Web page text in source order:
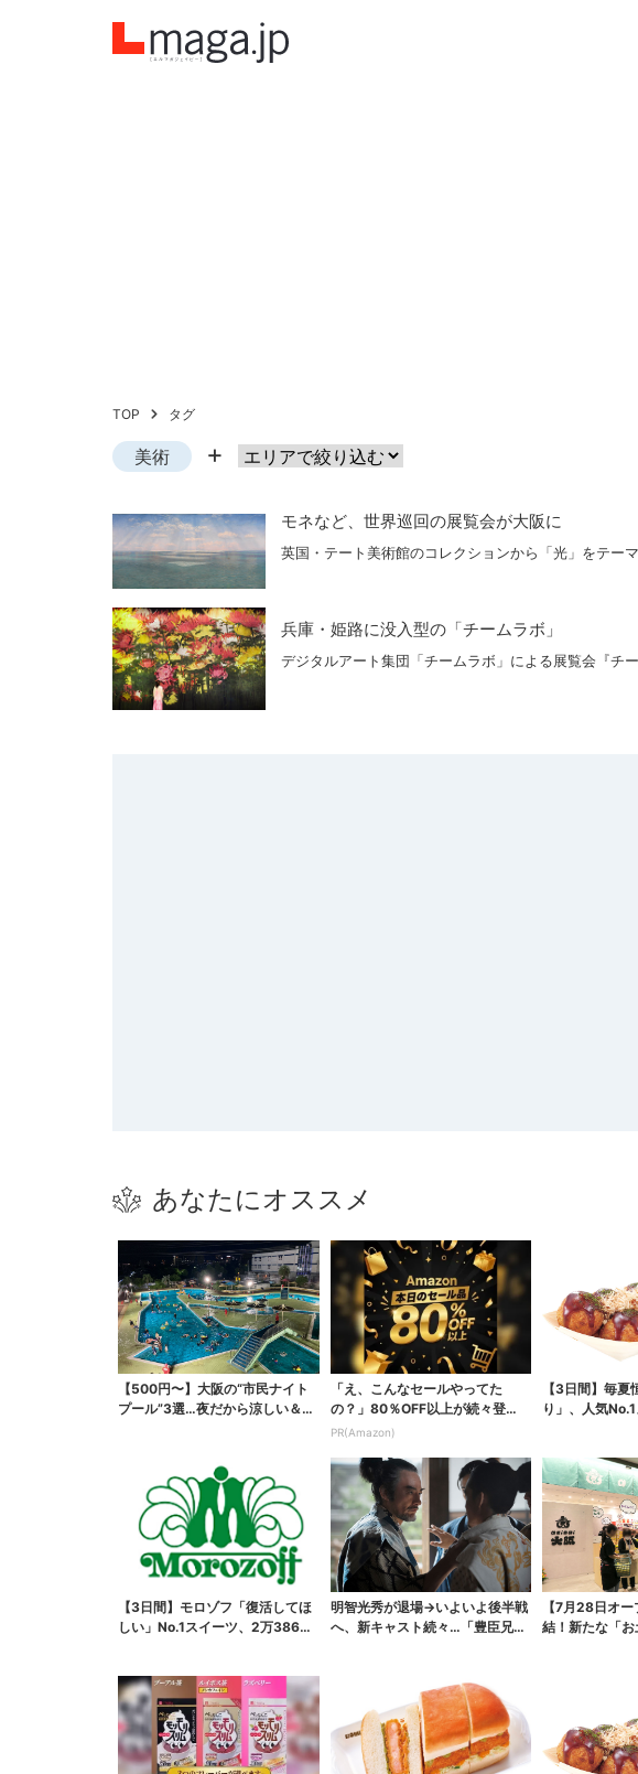
TOP タグ
美術
モネなど、世界巡回の展覧会が大阪に
英国・テート美術館のコレクションから「光」をテー
兵庫・姫路に没入型の「チームラボ」
デジタルアート集団「チームラボ」による展覧会『チ
あなたにオススメ
【500円〜】大阪の“市民ナイト
プール”3選…夜だから涼しい＆コ
「え、こんなセールやってた
の？」80％OFF以上が続々登
場！Amazonの本気が...
PR(Amazon)
【3日間】毎
り」、人気
【3日間】モロゾフ「復活してほ
しい」No.1スイーツ、2万3865
明智光秀が退場→いよいよ後半戦
へ、新キャスト続々…「豊臣兄
【7月28日オ
結！新たな「お